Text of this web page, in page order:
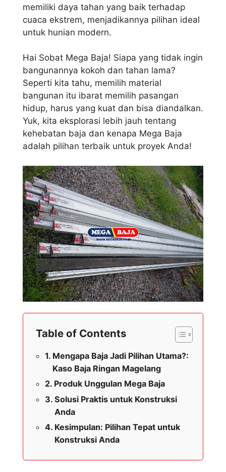
memiliki daya tahan yang baik terhadap
cuaca ekstrem, menjadikannya pilihan ideal
untuk hunian modern.
Hai Sobat Mega Baja! Siapa yang tidak ingin
bangunannya kokoh dan tahan lama?
Seperti kita tahu, memilih material
bangunan itu ibarat memilih pasangan
hidup, harus yang kuat dan bisa diandalkan.
Yuk, kita eksplorasi lebih jauh tentang
kehebatan baja dan kenapa Mega Baja
adalah pilihan terbaik untuk proyek Anda!
Table of Contents
Mengapa Baja Jadi Pilihan Utama?:
Kaso Baja Ringan Magelang
Produk Unggulan Mega Baja
Solusi Praktis untuk Konstruksi
Anda
Kesimpulan: Pilihan Tepat untuk
Konstruksi Anda